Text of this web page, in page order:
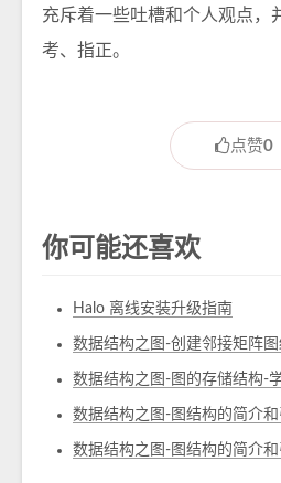
充斥着一些吐槽和个人观点，
考、指正。
点赞0
你可能还喜欢
Halo 离线安装升级指南
数据结构之图-创建邻接矩阵
数据结构之图-图的存储结构-
数据结构之图-图结构的简介
数据结构之图-图结构的简介